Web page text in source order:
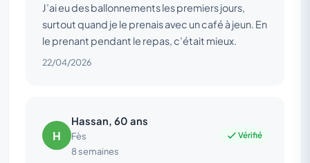
J’ai eu des ballonnements les premiers jours,
surtout quand je le prenais avec un café à jeun. En
le prenant pendant le repas, c’était mieux.
22/04/2026
H
Hassan, 60 ans
Fès
8 semaines
Vérifié